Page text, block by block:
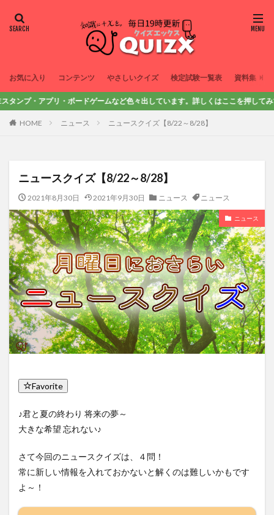
お気に入り コンテンツ やさしいクイズ 検定試験一覧表 資料集
ボードゲームなど色々出しています。詳しくはここを押してみてね！
HOME ニュース ニュースクイズ【8/22～8/28】
ニュースクイズ【8/22～8/28】
2021年8月30日 2021年9月30日 ニュース ニュース
ニュース
Favorite
♪君と夏の終わり 将来の夢～
大きな希望 忘れない♪
さて今回のニュースクイズは、４問！
常に新しい情報を入れておかないと解くのは難しいかもです
よ～！